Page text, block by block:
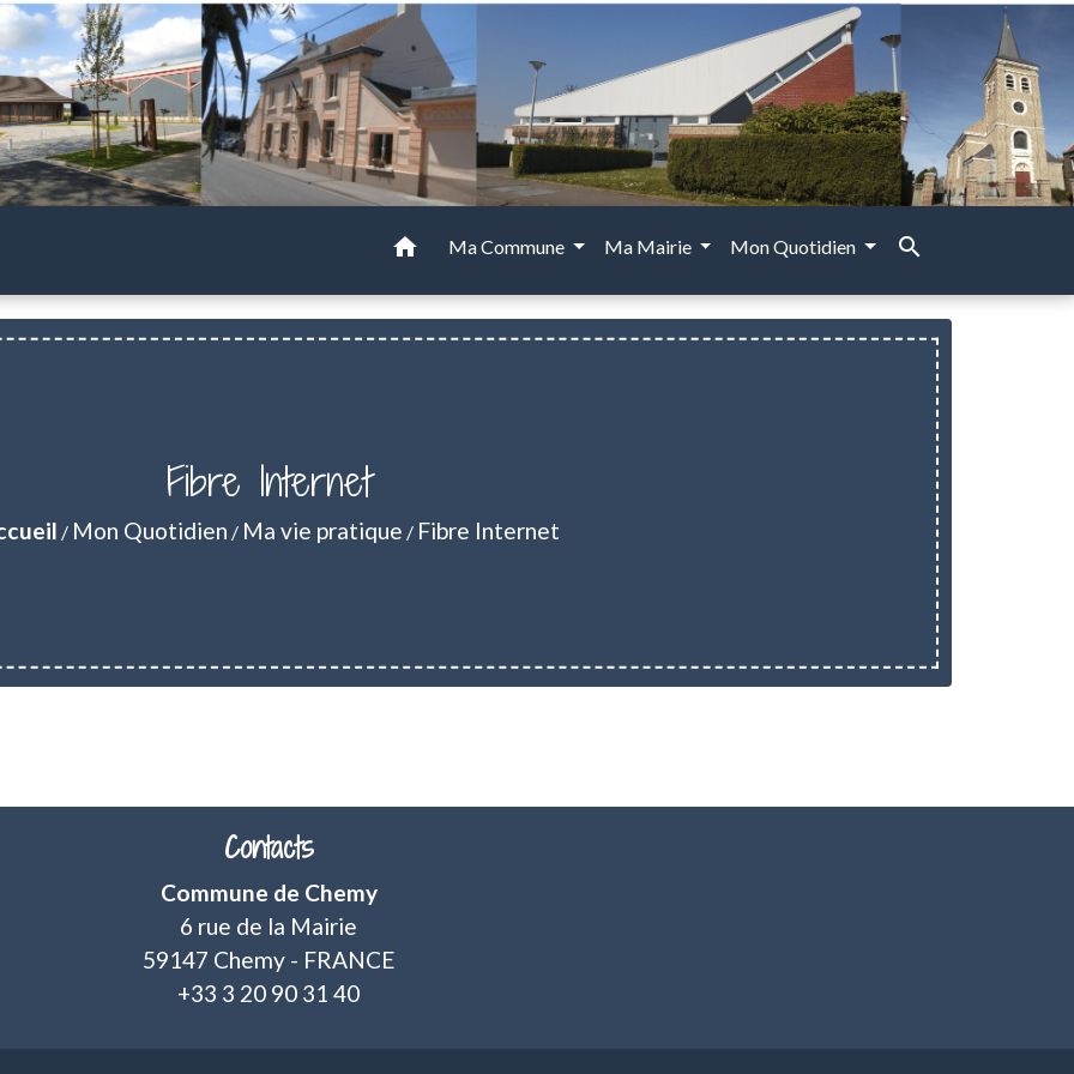
home Ma Commune Ma Mairie Mon Quotidien search
Fibre Internet
/ Mon Quotidien / Ma vie pratique / Fibre Internet
Contacts
Commune de Chemy
6 rue de la Mairie
59147 Chemy - FRANCE
+33 3 20 90 31 40